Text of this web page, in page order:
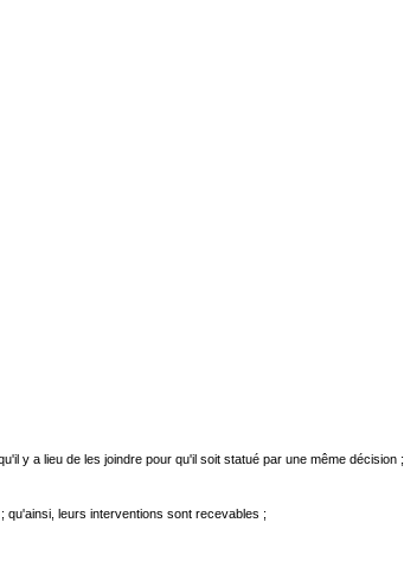
y a lieu de les joindre pour qu'il soit statué par une même décision ;
qu'ainsi, leurs interventions sont recevables ;